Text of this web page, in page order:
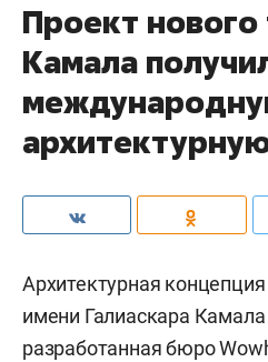
Проект нового
Камала
Архитектурная
имени Галиаскара
разработанная бюро